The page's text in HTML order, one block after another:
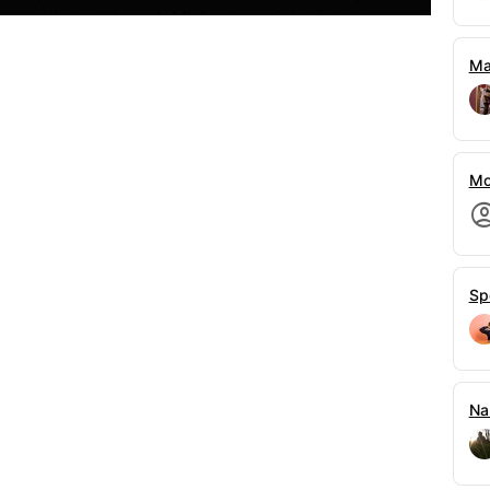
temat. Miałem nadzieję, że nie